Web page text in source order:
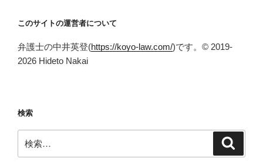
このサイトの運営者について
弁護士の中井英登(https://koyo-law.com/)です。© 2019-
2026 Hideto Nakai
検索
索: